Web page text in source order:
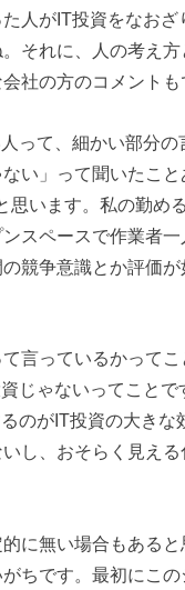
人がIT投資をなお
それに、人の考え方
社の方のコメントも
って、細かい部分の
い」って聞いたこ
います。私の勤め
スペースで作業者
競争意識とか評価
言っているかって
じゃないってこと
のがIT投資の大き
し、おそらく見え
に無い場合もある
ちです。最初にこ